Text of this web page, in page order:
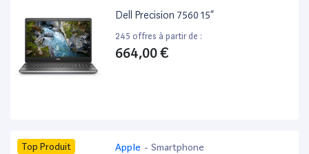
Dell Precision 7560 15”
245 offres à partir de :
664,00 €
Top Produit Apple - Smartphone